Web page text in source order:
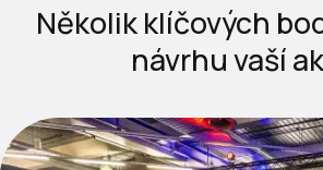
Několik klíčových
návrhu vaší